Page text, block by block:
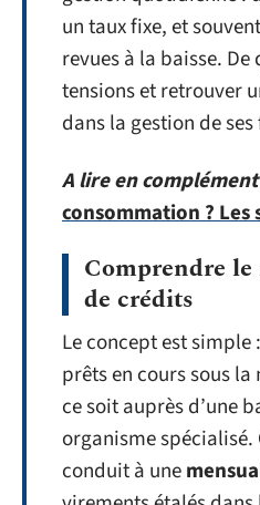
un taux fixe, et
revues à la baisse.
tensions et retrouver
dans la gestion de
A lire en
consommation ? Les
Comprendre
de crédits
Le concept est simple
prêts en cours sous
ce soit auprès d’une
organisme
conduit à une